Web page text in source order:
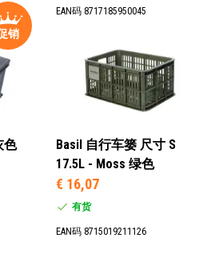
EAN码 8717185950045
销
色
Basil 自行车篓 尺寸 S
17.5L - Moss 绿色
€ 16,07
有货
EAN码 8715019211126